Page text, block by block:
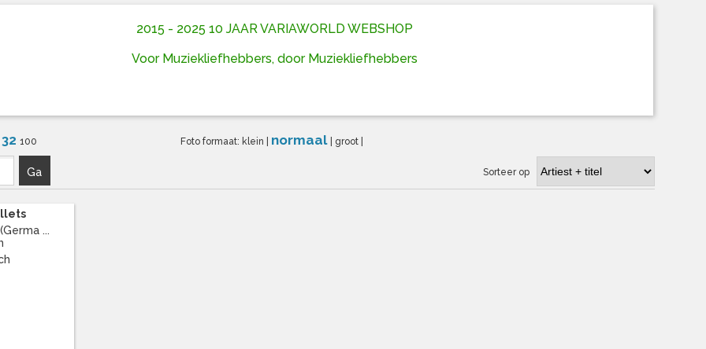
2015 - 2025 10 JAAR VARIAWORLD WEBSHOP
Voor Muziekliefhebbers, door Muziekliefhebbers
32 100 Foto formaat: klein normaal groot
Ga Sorteer op
...